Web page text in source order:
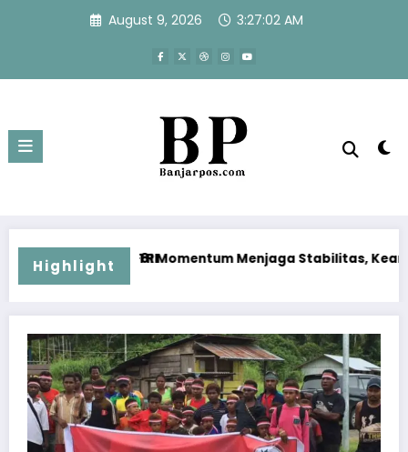
August 9, 2026 3:27:03 AM
Highlight
Momentum Menjaga Stabilitas, Keamanan, dan Optimisme
Disrupsi AI